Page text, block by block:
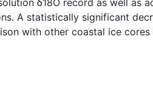
δ18O record as well as
A statistically significant
with other coastal ice